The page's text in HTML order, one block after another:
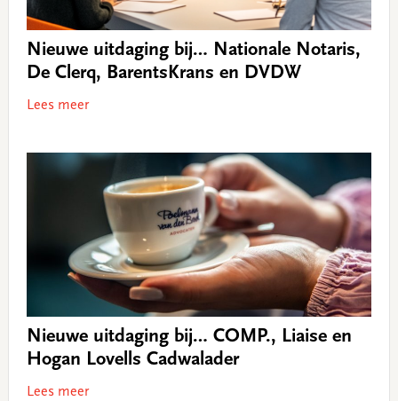
Nieuwe uitdaging bij… Nationale Notaris,
De Clerq, BarentsKrans en DVDW
Lees meer
Nieuwe uitdaging bij… COMP., Liaise en
Hogan Lovells Cadwalader
Lees meer